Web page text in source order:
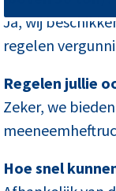
Ja, wij
regelen
Regelen jullie
Zeker, we
Hoe snel